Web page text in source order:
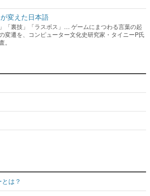
変えた日本語
」「裏技」「ラスボス」… ゲームにまつわる言葉の起
変遷を、コンピューター文化史研究家・タイニーP氏
。
は？